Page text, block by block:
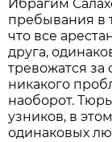
Ибрагим
пребывания в
что все
друга,
тревожатся за
никакого
наоборот.
узников, в
одинаковых